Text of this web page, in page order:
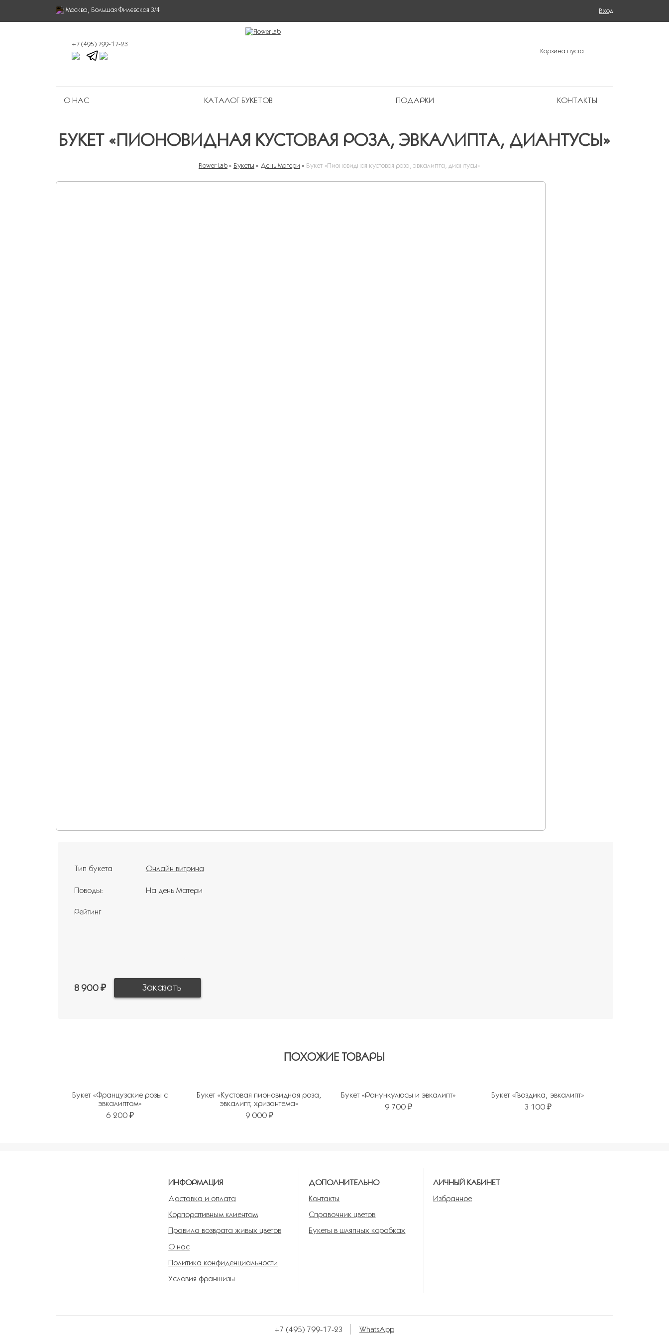
Москва, Большая Филевская 3/4 ФОРМА ПОИСКАВход
+7 (495) 799-17-23
Корзина пуста
О НАС КАТАЛОГ БУКЕТОВ ПОДАРКИ КОНТАКТЫ
БУКЕТ «ПИОНОВИДНАЯ КУСТОВАЯ РОЗА, ЭВКАЛИПТА, ДИАНТУСЫ»
Flower Lab » Букеты » День Матери » Букет «Пионовидная кустовая роза, эвкалипта, диантусы»
Тип букета Онлайн витрина
Поводы: На день Матери
Рейтинг
8 900 ₽
ПОХОЖИЕ ТОВАРЫ
Букет «Французские розы с
эвкалиптом»
6 200 ₽
Букет «Кустовая пионовидная роза,
эвкалипт, хризантема»
9 000 ₽
Букет «Ранункулюсы и эвкалипт»
9 700 ₽
Букет «Гвоздика, эвкалипт»
3 100 ₽
ИНФОРМАЦИЯ
Доставка и оплата
Корпоративным клиентам
Правила возврата живых цветов
О нас
Политика конфиденциальности
Условия франшизы
ДОПОЛНИТЕЛЬНО
Контакты
Справочник цветов
Букеты в шляпных коробках
ЛИЧНЫЙ КАБИНЕТ
Избранное
+7 (495) 799-17-23 WhatsApp